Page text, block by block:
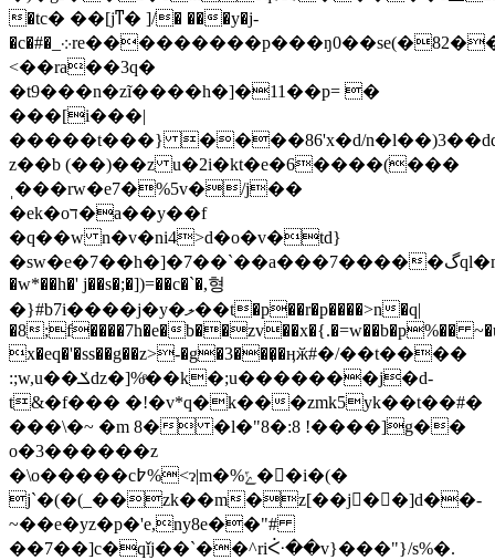
�tc� ��[jͳ� ]/� ���y�j-
�c�#�_܀re���������p���ŋ0��se(�82�����`:
<��ra��3q�
�t9���n�zĩ����h�]�11��p= �
���[i���|
�����t���} ����86'x�d/
z��b (��)��z u�2i�kt�e�6����(���
ˌ���rw�e7�%5v�/j��
�ek�oד�a��y��f
�q��w n�v�ni4>d�o�v�td}
�sw�e�7��h�]�7��`��a���7�����گql�mājk�b�ѐ�li{ri�7�/hkf���h�^��ɦ��d�c`l�(z���zb����5wn=?
�w*��h�' j��s�;�])=��c�`�,형
�}#b7i����j�y�ލ��t�p��r�p����>n�q|
�8;f����7h�e�b��zv��x�{.�=w��b�p%��
x�eq�'�ss��g��z>-�g�3���̩�ӊӂ#�/��t����
:;w,u��ݎdz�]%ͤ��k�;u�������j�d-
t&�f��� �!�v*q�k���zmk5yk��t��#�
���\�~ �m 8� �l�"8�:8 !����]g��
o�3������z
�\o�����c߈%<ɂ|m�%ݻ�񯆨�i�(�
j`�(�(_��zk��m�z[��j��]d��-
~��e�yz�p�'e,ny8e��"#
��7��]c�qǐj��`��^riᑇ��v}���"}/s%�.